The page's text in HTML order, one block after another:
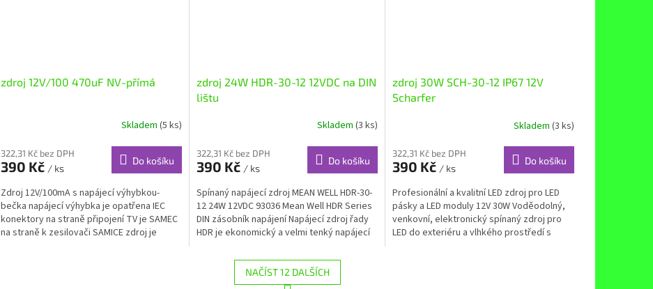
zdroj 12V/100 470uF NV-přímá
Skladem (5 ks)
322,31 Kč bez DPH
390 Kč / ks
Do košíku
Zdroj 12V/100mA s napájecí výhybkou-
bečka napájecí výhybka je opatřena IEC
konektory na straně připojení TV je SAMEC
na straně k zesilovači SAMICE zdroj je
zdroj 24W HDR-30-12 12VDC na DIN
lištu
Skladem (3 ks)
322,31 Kč bez DPH
390 Kč / ks
Do košíku
Spínaný napájecí zdroj MEAN WELL HDR-30-
12 24W 12VDC 93036 Mean Well HDR Series
DIN zásobník napájení Napájecí zdroj řady
HDR je ekonomický a velmi tenký napájecí
zdroj 30W SCH-30-12 IP67 12V
Scharfer
Skladem (3 ks)
322,31 Kč bez DPH
390 Kč / ks
Do košíku
Profesionální a kvalitní LED zdroj pro LED
pásky a LED moduly 12V 30W Voděodolný,
venkovní, elektronický spínaný zdroj pro
LED do exteriéru a vlhkého prostředí s
NAČÍST 12 DALŠÍCH